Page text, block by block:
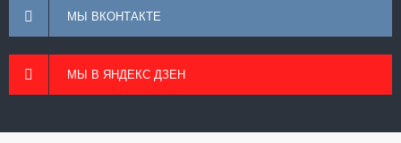
МЫ ВКОНТАКТЕ
МЫ В ЯНДЕКС ДЗЕН